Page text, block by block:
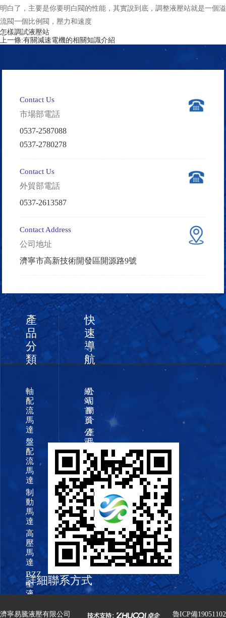
明白了，主要是你要明白閥的性能，其實說到底，調整液壓站就是一個溢
流閥一個比例閥，壓力和速度
怎樣調試液壓站
上一條:有關減速電機的相關知識介紹
Contact Us
市場部電話
0537-2587088
0537-2780278
Contact Us
外貿部電話
0537-2613587
Contact Address
公司地址
濟寧市高新技術開發區開源路9號
產
品
分
類
軸
配
流
馬
達
盤
配
流
馬
達
制
動
馬
達
高
壓
馬
達
BZZ
全
液
轉
快
速
導
航
網
站
首
頁
公
司
簡
介
公
司
資
質
產
品
展
示
廠
展
示
新
聞
中
心
下
載
中
心
聯
系
我
們
詳細聯系方式
濟寧易騰液壓有限公司
濟寧易騰液壓有限公司 魯ICP備19051102